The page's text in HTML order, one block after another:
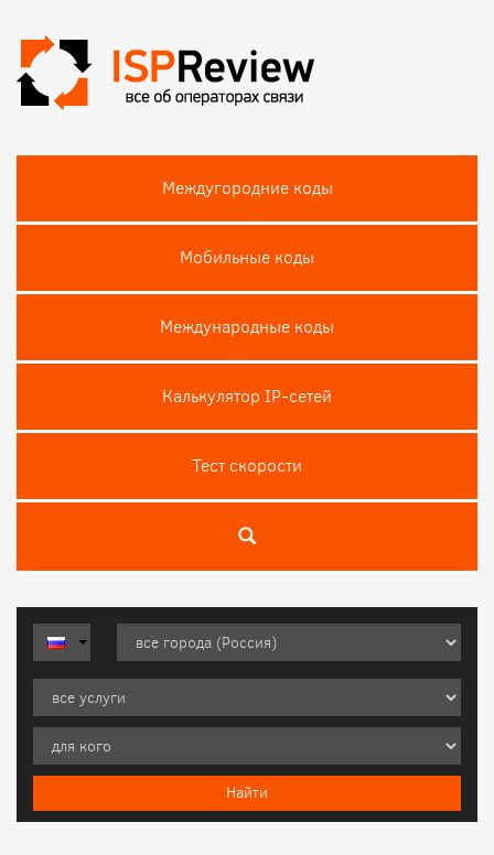
Междугородние коды
Мобильные коды
Международные коды
Калькулятор IP-сетей
Тест скороcти